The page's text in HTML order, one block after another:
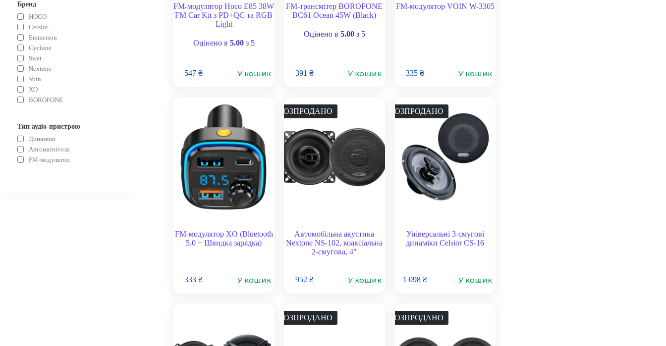
FM-модулятор Hoco E85 38W
FM Car Kit з PD+QC та RGB
Light
Оцінено в 5.00з 5
547₴ У кошик
FM-трансмітер BOROFONE
BC61 Ocean 45W (Black)
Оцінено в 5.00з 5
391 ₴ У кошик
FM-модулятор VOIN W-3305
335 ₴ У кошик
FM-модулятор XO (Bluetooth
5.0 + Швидка зарядка)
333₴ У кошик
РОЗПРОДАНО
Автомобільна акустика
Nextone NS-102, коаксіальна
2-смугова, 4″
952 ₴ У кошик
РОЗПРОДАНО
Універсальні 3-смугові
динаміки Celsior CS-16
1 098 ₴ У кошик
РОЗПРОДАНО РОЗПРОДАНО
Бренд
HOCO
Celsior
Emmerson
Cyclone
Swat
Nextone
Voin
XO
BOROFONE
Тип аудіо-пристрою
Динаміки
Автомагнітола
FM-модулятор